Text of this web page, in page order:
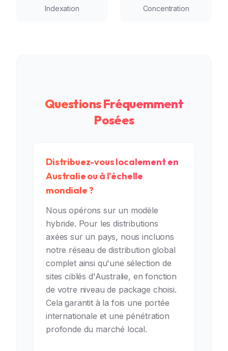
Indexation Concentration
Questions Fréquemment
Posées
Distribuez-vous localement en
Australie ou à l'échelle
mondiale ?
Nous opérons sur un modèle
hybride. Pour les distributions
axées sur un pays, nous incluons
notre réseau de distribution global
complet ainsi qu'une sélection de
sites ciblés d'Australie, en fonction
de votre niveau de package choisi.
Cela garantit à la fois une portée
internationale et une pénétration
profonde du marché local.